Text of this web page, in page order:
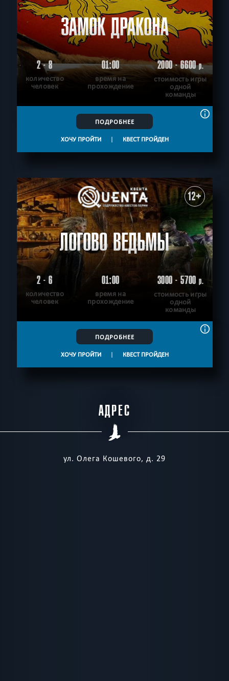
ЗАМОК ДРАКОНА
2 - 8
количество
человек
01:00
время на
прохождение
2000 - 6600р.
стоимость игры
одной
команды
ПОДРОБНЕЕ
ХОЧУ ПРОЙТИ | КВЕСТ ПРОЙДЕН
12+
ЛОГОВО ВЕДЬМЫ
2 - 6
количество
человек
01:00
время на
прохождение
3000 - 5700р.
стоимость игры
одной
команды
ПОДРОБНЕЕ
ХОЧУ ПРОЙТИ | КВЕСТ ПРОЙДЕН
АДРЕС
ул. Олега Кошевого, д. 29